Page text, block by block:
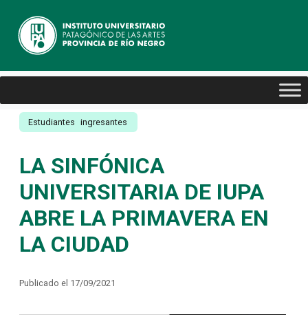
Estudiantes ingresantes
LA SINFÓNICA
UNIVERSITARIA DE IUPA
ABRE LA PRIMAVERA EN
LA CIUDAD
Publicado el 17/09/2021